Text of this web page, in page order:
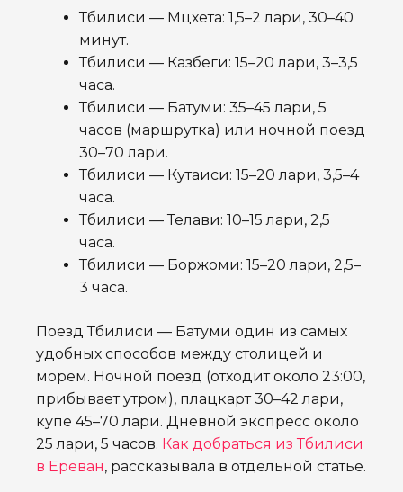
Тбилиси — Мцхета: 1,5–2 лари, 30–40
минут.
Тбилиси — Казбеги: 15–20 лари, 3–3,5
часа.
Тбилиси — Батуми: 35–45 лари, 5
часов (маршрутка) или ночной поезд
30–70 лари.
Тбилиси — Кутаиси: 15–20 лари, 3,5–4
часа.
Тбилиси — Телави: 10–15 лари, 2,5
часа.
Тбилиси — Боржоми: 15–20 лари, 2,5–
3 часа.
Поезд Тбилиси — Батуми один из самых
удобных способов между столицей и
морем. Ночной поезд (отходит около 23:00,
прибывает утром), плацкарт 30–42 лари,
купе 45–70 лари. Дневной экспресс около
25 лари, 5 часов. Как добраться из Тбилиси
в Ереван, рассказывала в отдельной статье.